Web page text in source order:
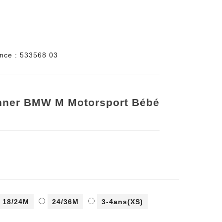
: 533568 03
BMW M Motorsport Bébé
18/24M 24/36M 3-4ans(XS)